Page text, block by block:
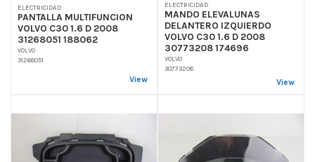
ELECTRICIDAD
PANTALLA MULTIFUNCION
VOLVO C30 1.6 D 2008
31268051 188062
VOLVO
31268051
View
ELECTRICIDAD
MANDO ELEVALUNAS
DELANTERO IZQUIERDO
VOLVO C30 1.6 D 2008
30773208 174696
VOLVO
30773208
View